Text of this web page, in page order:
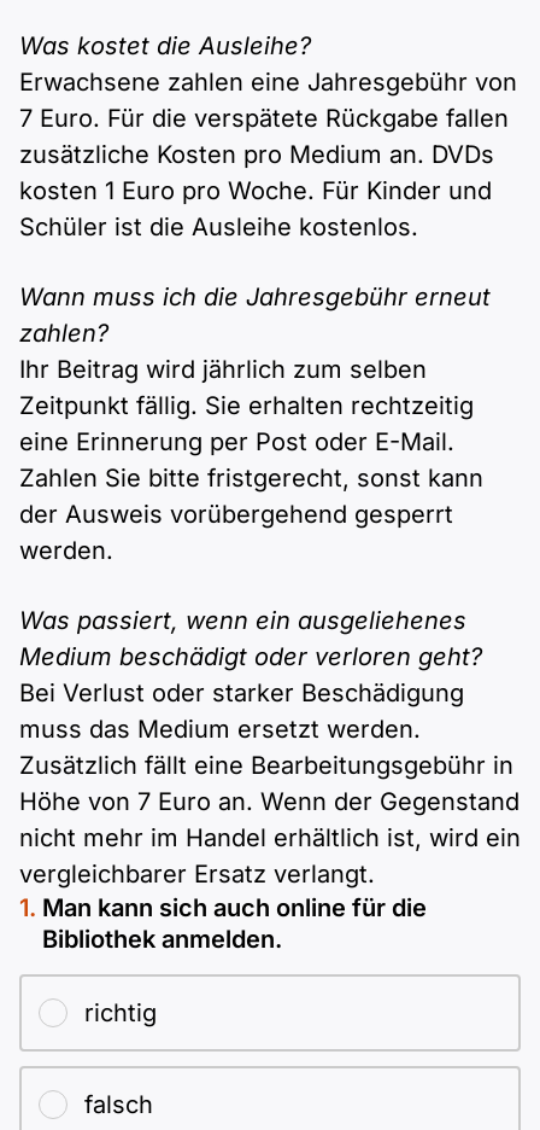
Was kostet die Ausleihe?
Erwachsene zahlen eine Jahresgebühr von
7 Euro. Für die verspätete Rückgabe fallen
zusätzliche Kosten pro Medium an. DVDs
kosten 1 Euro pro Woche. Für Kinder und
Schüler ist die Ausleihe kostenlos.
Wann muss ich die Jahresgebühr erneut
zahlen?
Ihr Beitrag wird jährlich zum selben
Zeitpunkt fällig. Sie erhalten rechtzeitig
eine Erinnerung per Post oder E-Mail.
Zahlen Sie bitte fristgerecht, sonst kann
der Ausweis vorübergehend gesperrt
werden.
Was passiert, wenn ein ausgeliehenes
Medium beschädigt oder verloren geht?
Bei Verlust oder starker Beschädigung
muss das Medium ersetzt werden.
Zusätzlich fällt eine Bearbeitungsgebühr in
Höhe von 7 Euro an. Wenn der Gegenstand
nicht mehr im Handel erhältlich ist, wird ein
vergleichbarer Ersatz verlangt.
Man kann sich auch online für die
Bibliothek anmelden.
richtig
falsch